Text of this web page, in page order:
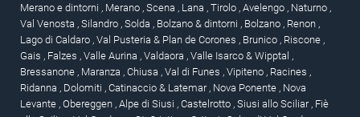
Merano e dintorni , Merano , Scena , Lana , Tirolo , Avelengo , Naturno ,
Val Venosta , Silandro , Solda , Bolzano & dintorni , Bolzano , Renon ,
Lago di Caldaro , Val Pusteria & Plan de Corones , Brunico , Riscone ,
Gais , Falzes , Valle Aurina , Valdaora , Valle Isarco & Wipptal ,
Bressanone , Maranza , Chiusa , Val di Funes , Vipiteno , Racines ,
Ridanna , Dolomiti , Catinaccio & Latemar , Nova Ponente , Nova
Levante , Obereggen , Alpe di Siusi , Castelrotto , Siusi allo Sciliar , Fiè